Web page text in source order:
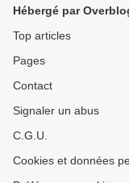
Hébergé par
Top articles
Pages
Contact
Signaler un abus
C.G.U.
Cookies et données